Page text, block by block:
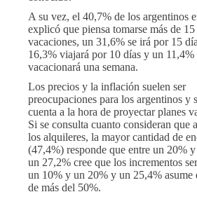
A su vez, el 40,7% de los argentinos
explicó que piensa tomarse más de
vacaciones, un 31,6% se irá por 15
16,3% viajará por 10 días y un 11,4%
vacacionará una semana.
Los precios y la inflación suelen ser
preocupaciones para los argentinos y
cuenta a la hora de proyectar planes
Si se consulta cuanto consideran que
los alquileres, la mayor cantidad de
(47,4%) responde que entre un 20%
un 27,2% cree que los incrementos
un 10% y un 20% y un 25,4% asume
de más del 50%.